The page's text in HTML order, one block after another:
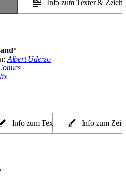
Info zum Texter &
Albert Uderzo
Info zum Texter Info zum